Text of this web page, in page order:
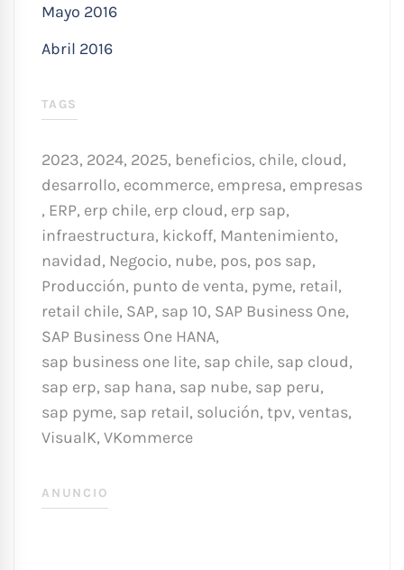
Mayo 2016
Abril 2016
TAGS
2023, 2024, 2025, beneficios, chile, cloud,
desarrollo, ecommerce, empresa, empresas
, ERP, erp chile, erp cloud, erp sap,
infraestructura, kickoff, Mantenimiento,
navidad, Negocio, nube, pos, pos sap,
Producción, punto de venta, pyme, retail,
retail chile, SAP, sap 10, SAP Business One,
SAP Business One HANA,
sap business one lite, sap chile, sap cloud,
sap erp, sap hana, sap nube, sap peru,
sap pyme, sap retail, solución, tpv, ventas,
VisualK, VKommerce
ANUNCIO